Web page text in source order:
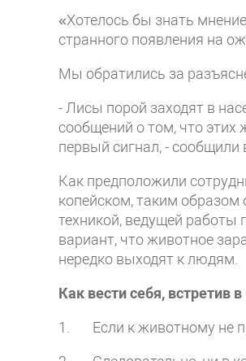
«Хотелось бы знать
странного появления на
Мы обратились за
- Лисы порой заходят в
сообщений о том, что этих
первый сигнал, - сообщили
Как предположили
копейском, таким образом
техникой, ведущей работы
вариант, что животное
нередко выходят к людям.
Как вести себя, встретив
1. Если к животному не